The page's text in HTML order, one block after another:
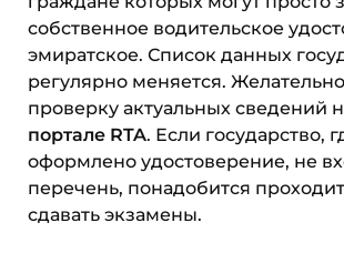
собственное водительское
эмиратское. Список данных
регулярно меняется.
проверку актуальных сведений
портале RTA. Если государство,
оформлено удостоверение, не
перечень, понадобится
сдавать экзамены.